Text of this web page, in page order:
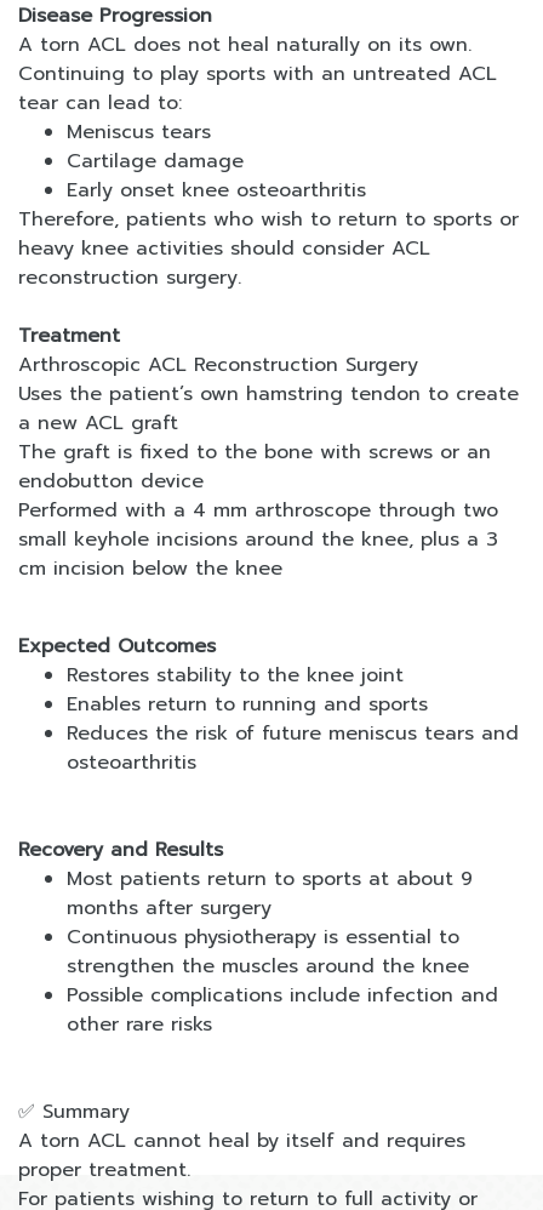
Disease Progression
A torn ACL does not heal naturally on its own.
Continuing to play sports with an untreated ACL
tear can lead to:
Meniscus tears
Cartilage damage
Early onset knee osteoarthritis
Therefore, patients who wish to return to sports or
heavy knee activities should consider ACL
reconstruction surgery.
Treatment
Arthroscopic ACL Reconstruction Surgery
Uses the patient’s own hamstring tendon to create
a new ACL graft
The graft is fixed to the bone with screws or an
endobutton device
Performed with a 4 mm arthroscope through two
small keyhole incisions around the knee, plus a 3
cm incision below the knee
Expected Outcomes
Restores stability to the knee joint
Enables return to running and sports
Reduces the risk of future meniscus tears and
osteoarthritis
Recovery and Results
Most patients return to sports at about 9
months after surgery
Continuous physiotherapy is essential to
strengthen the muscles around the knee
Possible complications include infection and
other rare risks
✅ Summary
A torn ACL cannot heal by itself and requires
proper treatment.
For patients wishing to return to full activity or